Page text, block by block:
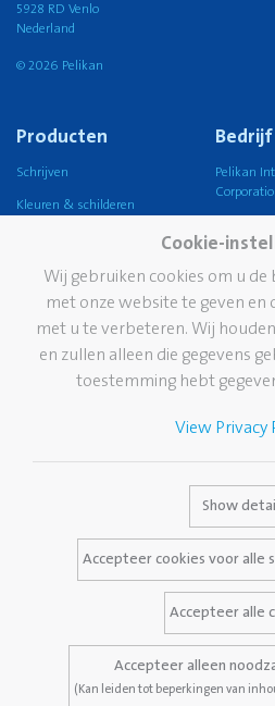
5928 RD Venlo
Nederland
© 2026 Pelikan
Producten
Schrijven
Kleuren & schilderen
Lijmen
Corrigeren en wissen
School
Bedrijf
Pelikan
Pelikan
Pelikan
Het merk Pelikan
Media Database
Vaak gestelde
Wettelijke kennisgeving
Voorwaarden en condities
Cookie-
Wij gebruiken cookies om u
met onze website te geven en
met u te verbeteren. Wij
en zullen alleen die gegevens
toestemming hebt
View Privacy
Show
Accepteer cookies voor alle
Accepteer alle
Accepteer alleen
(Kan leiden tot beperkingen van